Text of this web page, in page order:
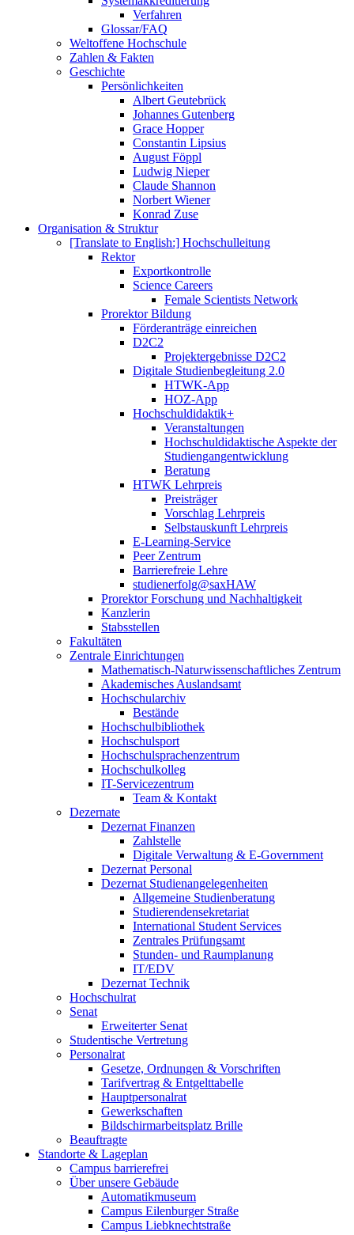
Verfahren
Glossar/FAQ
Weltoffene Hochschule
Zahlen & Fakten
Geschichte
Persönlichkeiten
Albert Geutebrück
Johannes Gutenberg
Grace Hopper
Constantin Lipsius
August Föppl
Ludwig Nieper
Claude Shannon
Norbert Wiener
Konrad Zuse
Organisation & Struktur
[Translate to English:] Hochschulleitung
Rektor
Exportkontrolle
Science Careers
Female Scientists Network
Prorektor Bildung
Förderanträge einreichen
D2C2
Projektergebnisse D2C2
Digitale Studienbegleitung 2.0
HTWK-App
HOZ-App
Hochschuldidaktik+
Veranstaltungen
Hochschuldidaktische Aspekte der
Studiengangentwicklung
Beratung
HTWK Lehrpreis
Preisträger
Vorschlag Lehrpreis
Selbstauskunft Lehrpreis
E-Learning-Service
Peer Zentrum
Barrierefreie Lehre
studienerfolg@saxHAW
Prorektor Forschung und Nachhaltigkeit
Kanzlerin
Stabsstellen
Fakultäten
Zentrale Einrichtungen
Mathematisch-Naturwissenschaftliches Zentrum
Akademisches Auslandsamt
Hochschularchiv
Bestände
Hochschulbibliothek
Hochschulsport
Hochschulsprachenzentrum
Hochschulkolleg
IT-Servicezentrum
Team & Kontakt
Dezernate
Dezernat Finanzen
Zahlstelle
Digitale Verwaltung & E-Government
Dezernat Personal
Dezernat Studienangelegenheiten
Allgemeine Studienberatung
Studierendensekretariat
International Student Services
Zentrales Prüfungsamt
Stunden- und Raumplanung
IT/EDV
Dezernat Technik
Hochschulrat
Senat
Erweiterter Senat
Studentische Vertretung
Personalrat
Gesetze, Ordnungen & Vorschriften
Tarifvertrag & Entgelttabelle
Hauptpersonalrat
Gewerkschaften
Bildschirmarbeitsplatz Brille
Beauftragte
Standorte & Lageplan
Campus barrierefrei
Über unsere Gebäude
Automatikmuseum
Campus Eilenburger Straße
Campus Liebknechtstraße